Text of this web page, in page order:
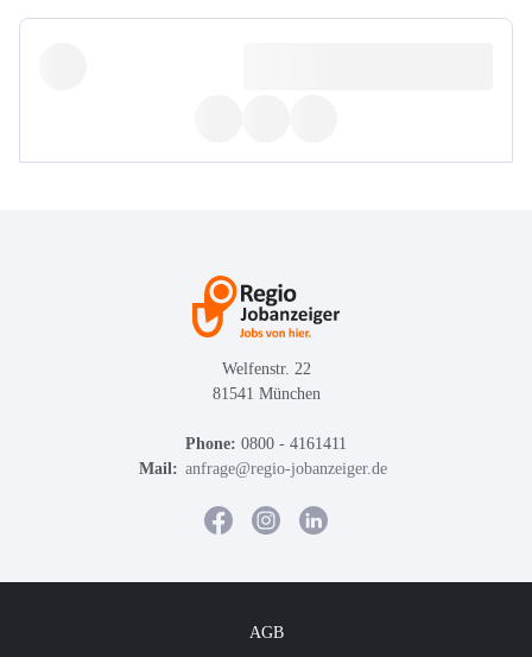
Welfenstr. 22
81541 München
Phone: 0800 - 4161411
Mail: anfrage@regio-jobanzeiger.de
AGB